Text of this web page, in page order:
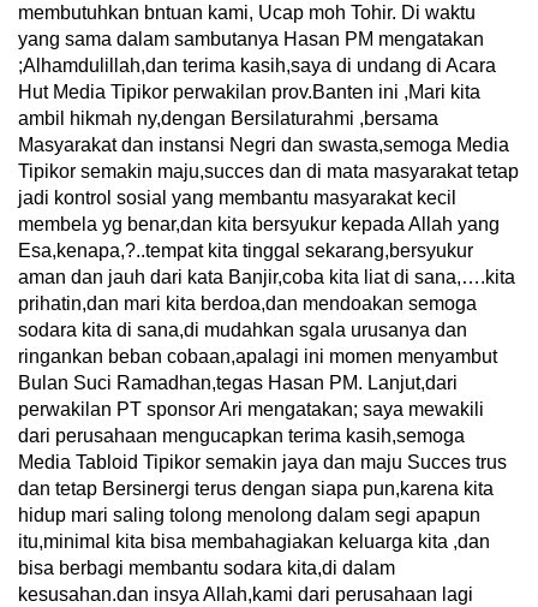
membutuhkan bntuan kami, Ucap moh Tohir. Di waktu
yang sama dalam sambutanya Hasan PM mengatakan
;Alhamdulillah,dan terima kasih,saya di undang di Acara
Hut Media Tipikor perwakilan prov.Banten ini ,Mari kita
ambil hikmah ny,dengan Bersilaturahmi ,bersama
Masyarakat dan instansi Negri dan swasta,semoga Media
Tipikor semakin maju,succes dan di mata masyarakat tetap
jadi kontrol sosial yang membantu masyarakat kecil
membela yg benar,dan kita bersyukur kepada Allah yang
Esa,kenapa,?..tempat kita tinggal sekarang,bersyukur
aman dan jauh dari kata Banjir,coba kita liat di sana,….kita
prihatin,dan mari kita berdoa,dan mendoakan semoga
sodara kita di sana,di mudahkan sgala urusanya dan
ringankan beban cobaan,apalagi ini momen menyambut
Bulan Suci Ramadhan,tegas Hasan PM. Lanjut,dari
perwakilan PT sponsor Ari mengatakan; saya mewakili
dari perusahaan mengucapkan terima kasih,semoga
Media Tabloid Tipikor semakin jaya dan maju Succes trus
dan tetap Bersinergi terus dengan siapa pun,karena kita
hidup mari saling tolong menolong dalam segi apapun
itu,minimal kita bisa membahagiakan keluarga kita ,dan
bisa berbagi membantu sodara kita,di dalam
kesusahan.dan insya Allah,kami dari perusahaan lagi